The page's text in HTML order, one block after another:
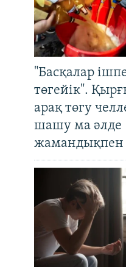
"Басқалар
төгейік".
арақ төгу
шашу ма әлде
жамандықпен